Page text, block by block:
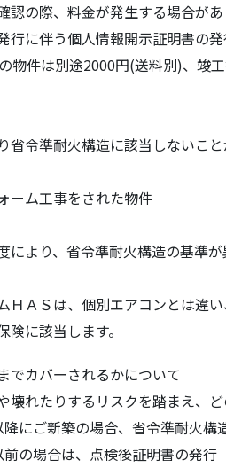
認の際、料金が発生する場合が
に伴う個人情報開示証明書の発
物件は別途2000円(送料別)、竣
省令準耐火構造に該当しないこ
ーム工事をされた物件
より、省令準耐火構造の基準が
ＨＡＳは、個別エアコンとは違
に該当します。
でカバーされるかについて
壊れたりするリスクを踏まえ、
にご新築の場合、省令準耐火構
の場合は、点検後証明書の発行